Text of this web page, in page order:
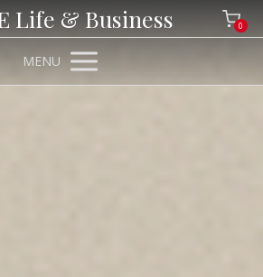
Life & Business 0
MENU